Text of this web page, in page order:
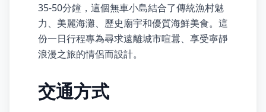
35-50分鐘，這個無車小島結合了傳統漁村魅
力、美麗海灘、歷史廟宇和優質海鮮美食。這
份一日行程專為尋求遠離城市喧囂、享受寧靜
浪漫之旅的情侶而設計。
交通方式